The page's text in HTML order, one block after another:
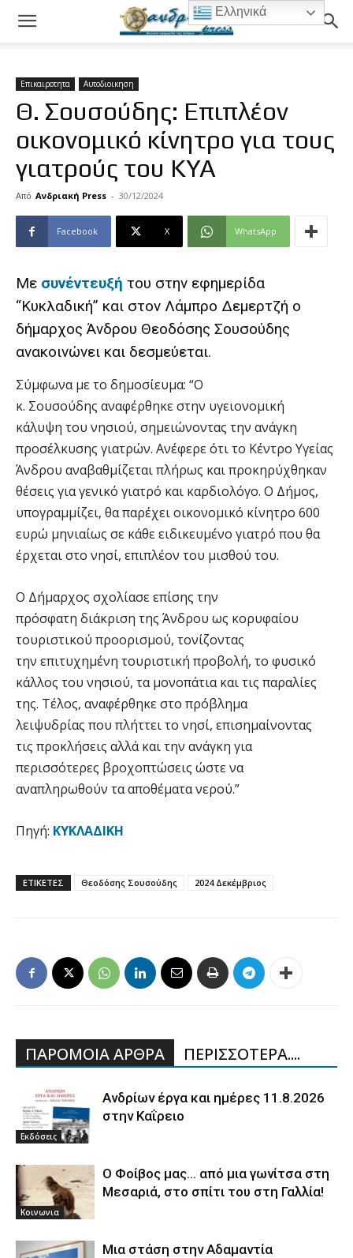
Επικαιροτητα Αυτοδιοικηση
Θ. Σουσούδης: Επιπλέον
οικονομικό κίνητρο για τους
γιατρούς του ΚΥΑ
Από Ανδριακή Press - 30/12/2024
Facebook X WhatsApp
Με συνέντευξή του στην εφημερίδα
“Κυκλαδική” και στον Λάμπρο Δεμερτζή ο
δήμαρχος Άνδρου Θεοδόσης Σουσούδης
ανακοινώνει και δεσμεύεται.
Σύμφωνα με το δημοσίευμα: “Ο
κ. Σουσούδης αναφέρθηκε στην υγειονομική
κάλυψη του νησιού, σημειώνοντας την ανάγκη
προσέλκυσης γιατρών. Ανέφερε ότι το Κέντρο Υγείας
Άνδρου αναβαθμίζεται πλήρως και προκηρύχθηκαν
θέσεις για γενικό γιατρό και καρδιολόγο. Ο Δήμος,
υπογραμμίζει, θα παρέχει οικονομικό κίνητρο 600
ευρώ μηνιαίως σε κάθε ειδικευμένο γιατρό που θα
έρχεται στο νησί, επιπλέον του μισθού του.
Ο Δήμαρχος σχολίασε επίσης την
πρόσφατη διάκριση της Άνδρου ως κορυφαίου
τουριστικού προορισμού, τονίζοντας
την επιτυχημένη τουριστική προβολή, το φυσικό
κάλλος του νησιού, τα μονοπάτια και τις παραλίες
της. Τέλος, αναφέρθηκε στο πρόβλημα
λειψυδρίας που πλήττει το νησί, επισημαίνοντας
τις προκλήσεις αλλά και την ανάγκη για
περισσότερες βροχοπτώσεις ώστε να
αναπληρωθούν τα αποθέματα νερού.”
Πηγή: ΚΥΚΛΑΔΙΚΗ
ΕΤΙΚΕΤΕΣ Θεοδόσης Σουσούδης 2024 Δεκέμβριος
ΠΑΡΟΜΟΙΑ ΑΡΘΡΑ ΠΕΡΙΣΣΟΤΕΡΑ....
Εκδόσεις
Ανδρίων έργα και ημέρες 11.8.2026
στην Καΐρειο
Κοινωνια
Ο Φοίβος μας… από μια γωνίτσα στη
Μεσαριά, στο σπίτι του στη Γαλλία!
Μια στάση στην Αδαμαντία
Ελληνικά